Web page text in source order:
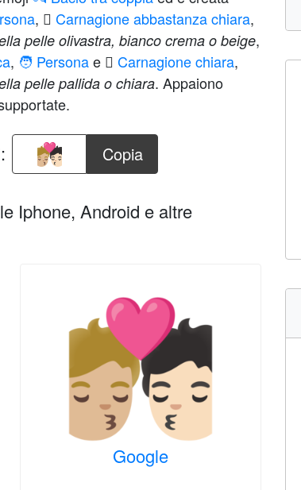
, 🏼 Carnagione abbastanza chiara,
pelle olivastra, bianco crema o beige,
, 🧑 Personae 🏻 Carnagione chiara,
pelle pallida o chiara. Appaiono
Copia
Iphone, Android e altre
Google